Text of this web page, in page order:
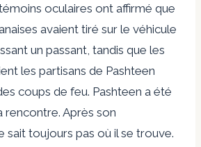
témoins oculaires ont affirmé que
avaient tiré sur le véhicule
un passant, tandis que les
les partisans de Pashteen
coups de feu. Pashteen a été
rencontre. Après son
sait toujours pas où il se trouve.